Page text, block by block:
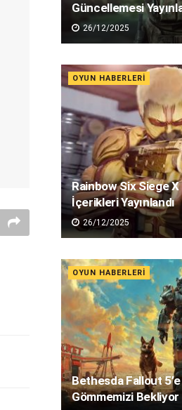
Güncellemesi
26/12/2025
OYUN HABERLERI
Rainbow Six Siege
İçerikleri Yayınlandı
26/12/2025
OYUN HABERLERI
Bethesda Fallout
Gömmemizi Bekliyor